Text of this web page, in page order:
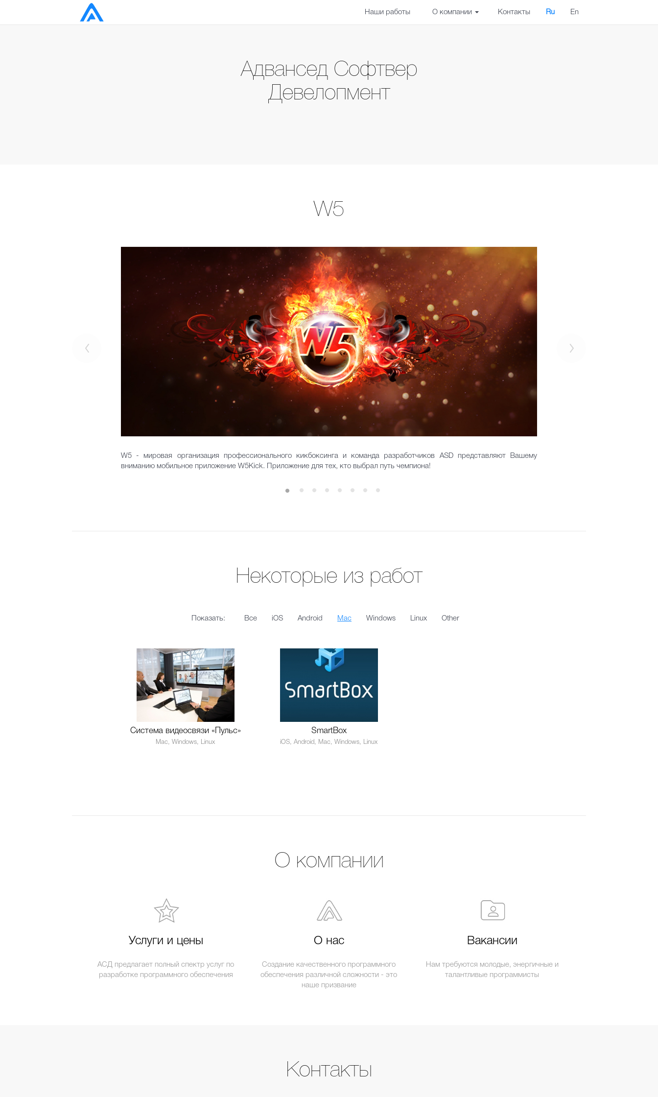
Наши работы О компании Контакты Ru En
Адвансед Софтвер
Девелопмент
W5
W5 - мировая организация профессионального кикбоксинга и команда разработчиков ASD представляют Вашему
вниманию мобильное приложение W5Kick. Приложение для тех, кто выбрал путь чемпиона!
Некоторые из работ
Показать: Все iOS Android Mac Windows Linux Other
Система видеосвязи «Пульс»
Mac, Windows, Linux
SmartBox
iOS, Android, Mac, Windows, Linux
О компании
Услуги и цены
АСД предлагает полный спектр услуг по
разработке программного обеспечения
О нас
Создание качественного программного
обеспечения различной сложности - это
наше призвание
Вакансии
Нам требуются молодые, энергичные и
талантливые программисты
Контакты